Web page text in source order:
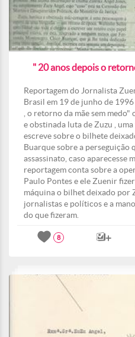
" 20 anos depois o
Reportagem do Jornalista
Brasil em 19 de junho de
, o retorno da mãe sem
e obstinada luta de Zuzu , uma
escreve sobre o bilhete
Buarque sobre a perseguição
assassinato, caso aparecesse
reportagem conta sobre a
Paulo Pontes e ele Zuenir
máquina o bilhet deixado por
jornalistas e políticos e a
do que fizeram.
8